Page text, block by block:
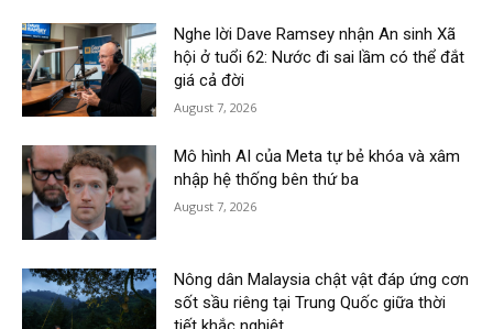
Nghe lời Dave Ramsey nhận An sinh Xã
hội ở tuổi 62: Nước đi sai lầm có thể đắt
giá cả đời
August 7, 2026
Mô hình AI của Meta tự bẻ khóa và xâm
nhập hệ thống bên thứ ba
August 7, 2026
Nông dân Malaysia chật vật đáp ứng cơn
sốt sầu riêng tại Trung Quốc giữa thời